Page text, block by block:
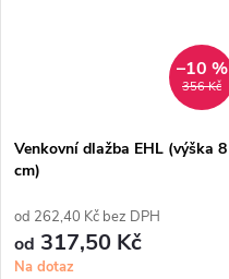
356 Kč
–10 %
Venkovní dlažba EHL (výška 8
cm)
od 262,40 Kč bez DPH
od 317,50 Kč
Na dotaz